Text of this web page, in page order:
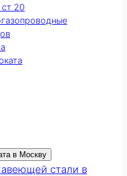
ст 20
в Москву
стали в